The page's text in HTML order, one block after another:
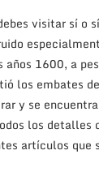
visitar sí o
años 1600, a
los embates
y se
los detalles
artículos que